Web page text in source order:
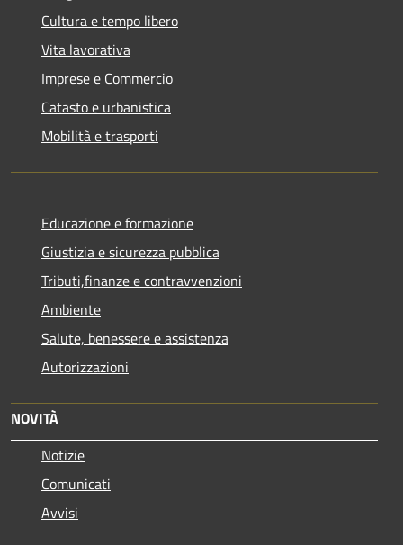
Cultura e tempo libero
Vita lavorativa
Imprese e Commercio
Catasto e urbanistica
Mobilità e trasporti
Educazione e formazione
Giustizia e sicurezza pubblica
Tributi,finanze e contravvenzioni
Ambiente
Salute, benessere e assistenza
Autorizzazioni
NOVITÀ
Notizie
Comunicati
Avvisi